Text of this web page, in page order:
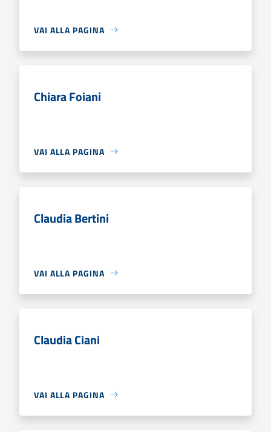
VAI ALLA PAGINA
Chiara Foiani
VAI ALLA PAGINA
Claudia Bertini
VAI ALLA PAGINA
Claudia Ciani
VAI ALLA PAGINA